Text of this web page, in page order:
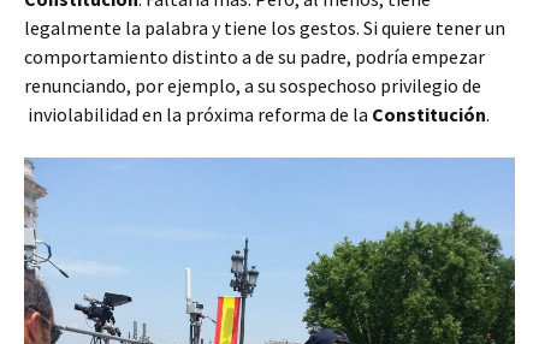
legalmente la palabra y tiene los gestos. Si quiere tener un
comportamiento distinto a de su padre, podría empezar
renunciando, por ejemplo, a su sospechoso privilegio de
inviolabilidad en la próxima reforma de la Constitución.